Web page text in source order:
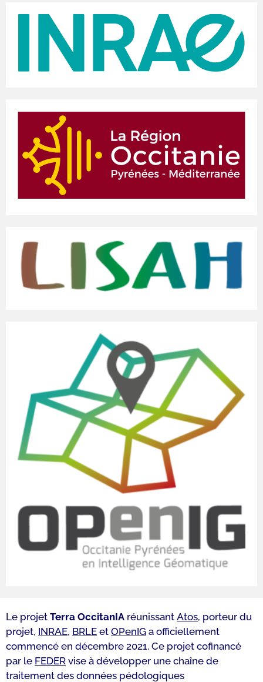
Le projet Terra OccitanIA réunissant Atos, porteur du
projet, INRAE, BRLE et OPenIG a officiellement
commencé en décembre 2021. Ce projet cofinancé
par le FEDER vise à développer une chaîne de
traitement des données pédologiques